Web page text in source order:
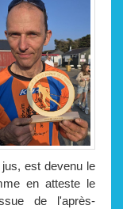
est devenu le
en atteste le
de l'après-